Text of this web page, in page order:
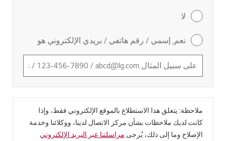
لا
نعم, إسمي / رقم هاتفي / بريدي الإلكتروني هو
ملاحظة: يتعلق هذا الاستطلاع بالموقع الإلكتروني فقط، وإذا
كانت لديك ملاحظات بشأن مركز الاتصال لدينا، ووكلائنا وخدمة
الإصلاح وما إلى ذلك، يُرجى مراسلتنا عبر البريد الإلكتروني